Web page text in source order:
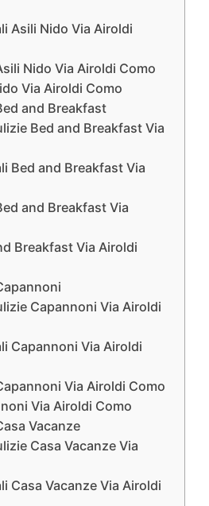
Asili Nido Via Airoldi
Nido Via Airoldi Como
Via Airoldi Como
and Breakfast
Bed and Breakfast Via
Bed and Breakfast Via
and Breakfast Via
Breakfast Via Airoldi
Capannoni Via Airoldi
Capannoni Via Airoldi
Via Airoldi Como
Via Airoldi Como
Vacanze
Casa Vacanze Via
Casa Vacanze Via Airoldi